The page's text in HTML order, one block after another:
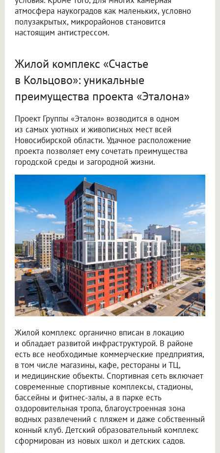
атмосфера наукоградов как маленьких, условно
полузакрытых, микрорайонов становится
настоящим антистрессом.
Жилой комплекс «Счастье
в Кольцово»: уникальные
преимущества проекта «Эталона»
Проект Группы «Эталон» возводится в одном
из самых уютных и живописных мест всей
Новосибирской области. Удачное расположение
проекта позволяет ему сочетать преимущества
городской среды и загородной жизни.
Жилой комплекс органично вписан в локацию
и обладает развитой инфраструктурой. В районе
есть все необходимые коммерческие предприятия,
в том числе магазины, кафе, рестораны и ТЦ,
и медицинские объекты. Спортивная сеть включает
современные спортивные комплексы, стадионы,
бассейны и фитнес-залы, а в парке есть
оздоровительная тропа, благоустроенная зона
водных развлечений с пляжем и даже собственный
конный клуб. Детский образовательный комплекс
сформирован из новых школ и детских садов.